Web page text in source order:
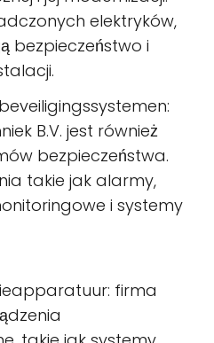
elektryków,
bezpieczeństwo i
B.V. jest również
bezpieczeństwa.
takie jak alarmy,
i systemy
firma